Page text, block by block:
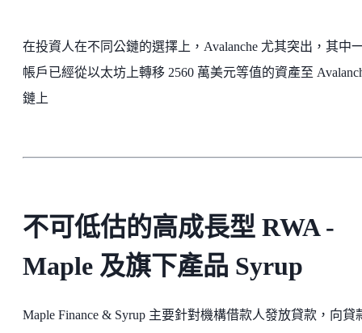
在投資人在不同公鏈的選擇上，Avalanche 尤其突出，其中
帳戶已經從以太坊上轉移 2560 萬美元等值的資產至
鏈上
不可低估的高成長型 RWA -
Maple 及旗下產品 Syrup
Maple Finance & Syrup 主要針對機構借款人發放貸款，向貸